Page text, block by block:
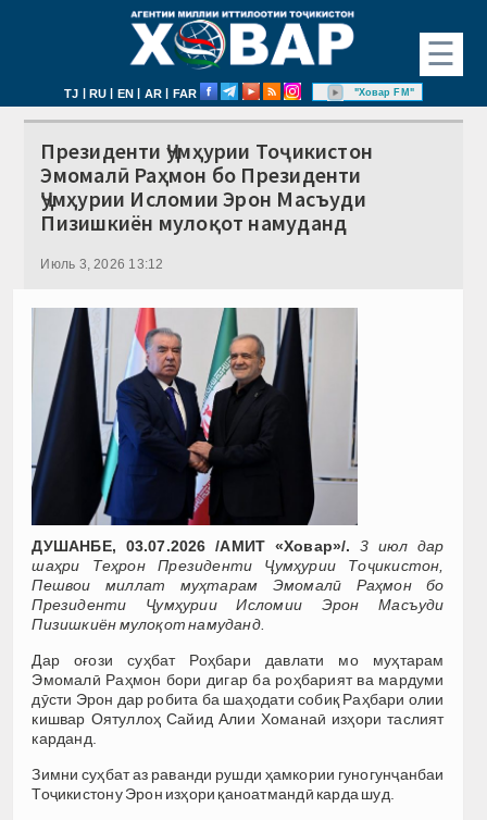
☰
TJ | RU | EN | AR | FAR "Ховар FM"
Президенти Ҷумҳурии Тоҷикистон
Эмомалӣ Раҳмон бо Президенти
Ҷумҳурии Исломии Эрон Масъуди
Пизишкиён мулоқот намуданд
Июль 3, 2026 13:12
ДУШАНБЕ, 03.07.2026 /АМИТ «Ховар»/.
3 июл дар
шаҳри Теҳрон Президенти Ҷумҳурии Тоҷикистон,
Пешвои миллат муҳтарам Эмомалӣ Раҳмон бо
Президенти Ҷумҳурии Исломии Эрон Масъуди
Пизишкиён мулоқот намуданд.
Дар оғози суҳбат Роҳбари давлати мо муҳтарам
Эмомалӣ Раҳмон бори дигар ба роҳбарият ва мардуми
дӯсти Эрон дар робита ба шаҳодати собиқ Раҳбари олии
кишвар Оятуллоҳ Сайид Алии Хоманаӣ изҳори таслият
карданд.
Зимни суҳбат аз раванди рушди ҳамкории гуногунҷанбаи
Тоҷикистону Эрон изҳори қаноатмандӣ карда шуд.